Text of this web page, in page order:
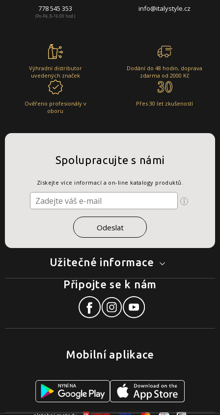
778 545 353
(Po-Pá, 8-16:00 hod.)
info@italystyle.cz
Výhradní distributor
uvedených značek
Dodání do 48 hodin, doprava
zdarma od 2000 Kč
Ověřeno profesionály v
oboru
Přes 30 let zkušeností
Užitečné informace
Spolupracujte s námi
Získejte více informací a on-line katalogy produktů.
Mobilní aplikace
Připojte se k nám